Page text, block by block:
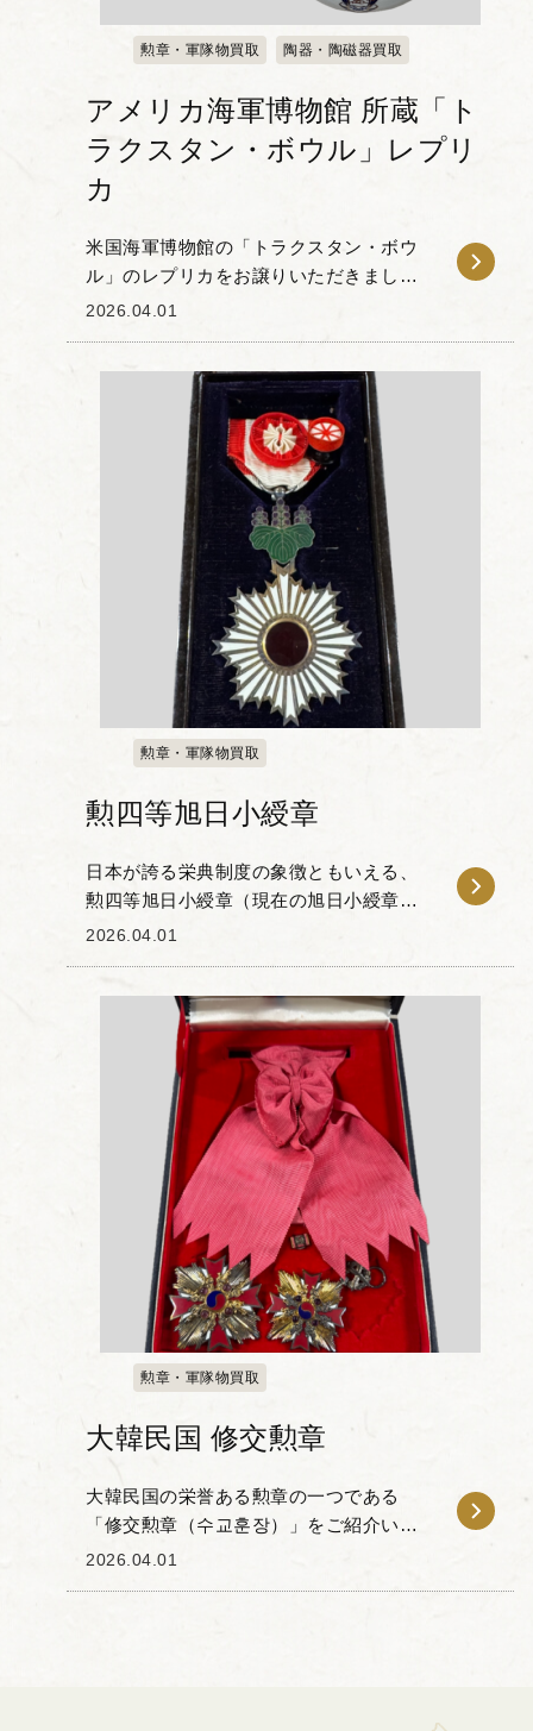
勲章・軍隊物買取 陶器・陶磁器買取
アメリカ海軍博物館 所蔵「ト
ラクスタン・ボウル」レプリ
カ
米国海軍博物館の「トラクスタン・ボウ
ル」のレプリカをお譲りいただきまし
た。これは、アメリカ海軍の歴史と伝統
1794年にアメリ...
2026.04.01
勲章・軍隊物買取
勲四等旭日小綬章
日本が誇る栄典制度の象徴ともいえる、
勲四等旭日小綬章（現在の旭日小綬章）
です。 旭日章は1875年（明治8年）に日
功績を挙げた...
2026.04.01
勲章・軍隊物買取
大韓民国 修交勲章
大韓民国の栄誉ある勲章の一つである
「修交勲章（수교훈장）」をご紹介いた
します。この勲章は、韓国の国権伸張や
2026.04.01